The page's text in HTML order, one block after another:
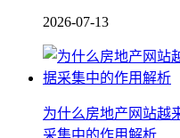
2026-07-13
为什么房地产网站越